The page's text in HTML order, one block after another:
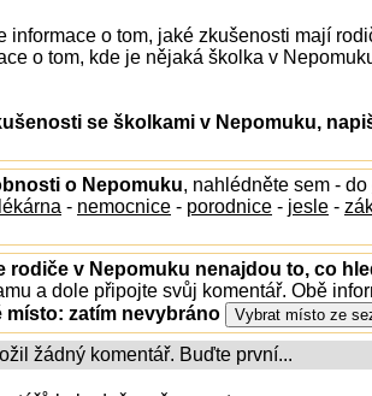
informace o tom, jaké zkušenosti mají
o tom, kde je nějaká školka v
se školkami v Nepomuku,
o Nepomuku, nahlédněte sem - do
lékárna - nemocnice - porodnice - jesle -
rodiče v Nepomuku nenajdou to, co
a dole připojte svůj komentář. Obě
místo: zatím nevybráno
žádný komentář. Buďte první...